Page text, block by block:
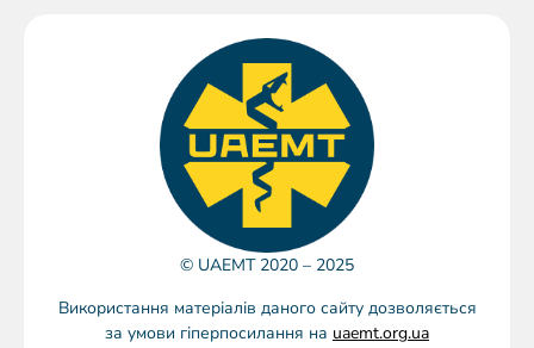
© UAEMT 2020 – 2025
Використання матеріалів даного сайту дозволяється
за умови гіперпосилання на uaemt.org.ua